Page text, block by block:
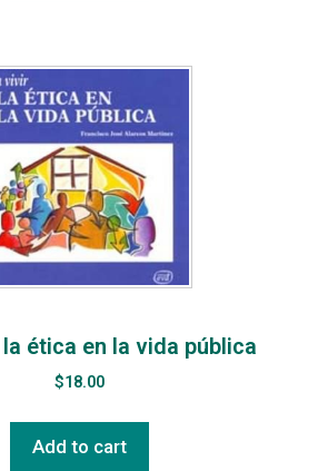
ética en la vida pública
$18.00
Add to cart